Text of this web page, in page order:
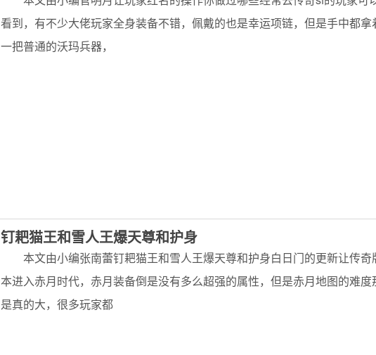
看到，有不少大佬玩家全身装备不错，佩戴的也是幸运项链，但是手中都拿
一把普通的沃玛兵器，
钉耙猫王和雪人王爆天尊和护身
本文由小编张南蕾钉耙猫王和雪人王爆天尊和护身白日门的更新让传奇
本进入赤月时代，赤月装备倒是没有多么超强的属性，但是赤月地图的难度
是真的大，很多玩家都